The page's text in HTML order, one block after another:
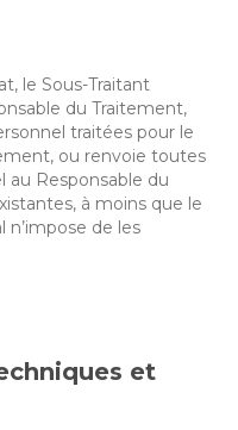
le Sous-Traitant
du Traitement,
traitées pour le
ou renvoie toutes
au Responsable du
à moins que le
n’impose de les
et